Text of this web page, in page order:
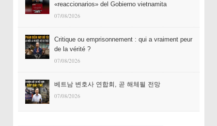
«reaccionarios» del Gobierno vietnamita
07/08/2026
Critique ou emprisonnement : qui a vraiment peur
de la vérité ?
07/08/2026
베트남 변호사 연합회, 곧 해체될 전망
07/08/2026